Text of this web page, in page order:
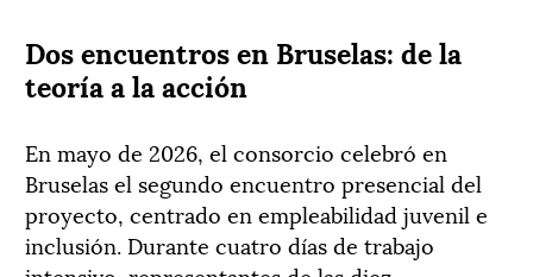
Dos encuentros en Bruselas: de la
teoría a la acción
En mayo de 2026, el consorcio celebró en
Bruselas el segundo encuentro presencial del
proyecto, centrado en empleabilidad juvenil e
inclusión. Durante cuatro días de trabajo